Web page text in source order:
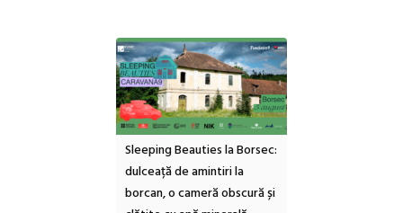
Sleeping Beauties la Borsec:
dulceață de amintiri la
borcan, o cameră obscură și